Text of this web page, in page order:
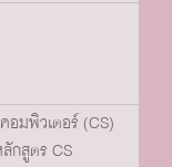
มพิวเตอร์ (CS)
กสูตร CS